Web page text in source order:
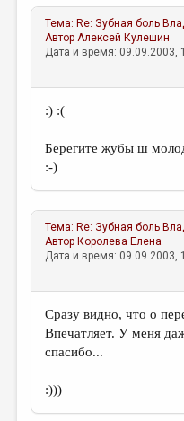
Тема: Re: Зубная боль
АвторАлексей Кулешин
Дата и время: 09.09.2003,
:) :(
Берегите жубы ш
:-)
Тема: Re: Зубная боль
Автор Королева Елена
Дата и время: 09.09.2003,
Сразу видно, что о
Впечатляет. У меня
спасибо...
:)))